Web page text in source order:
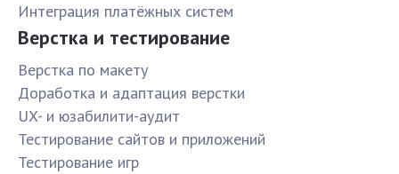
Интеграция платёжных систем
Верстка и тестирование
Верстка по макету
Доработка и адаптация верстки
UX- и юзабилити-аудит
Тестирование сайтов и приложений
Тестирование игр